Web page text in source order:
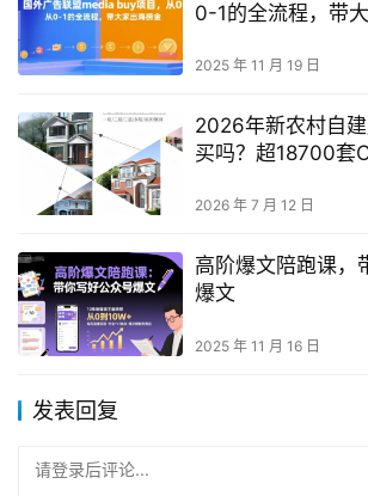
0-1的全流程，带
2025 年 11 月 19 日
2026年新农村自
买吗？超18700套
2026 年 7 月 12 日
高阶爆文陪跑课，
爆文
2025 年 11 月 16 日
发表回复
请登录后评论...